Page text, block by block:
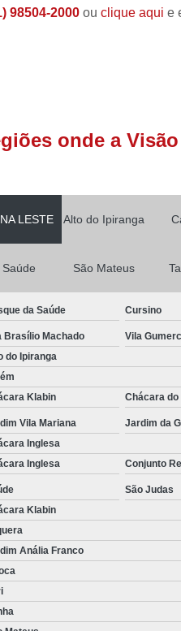
98504-2000ouclique aqui e
onde a
LESTE Alto do Ipiranga
Saúde São Mateus
da Saúde Cursino
Brasílio Machado Vila
do Ipiranga
Klabin
Chácara do
Vila Mariana Jardim da
Inglesa
Inglesa
Conjunto
São Judas
Klabin
Anália Franco